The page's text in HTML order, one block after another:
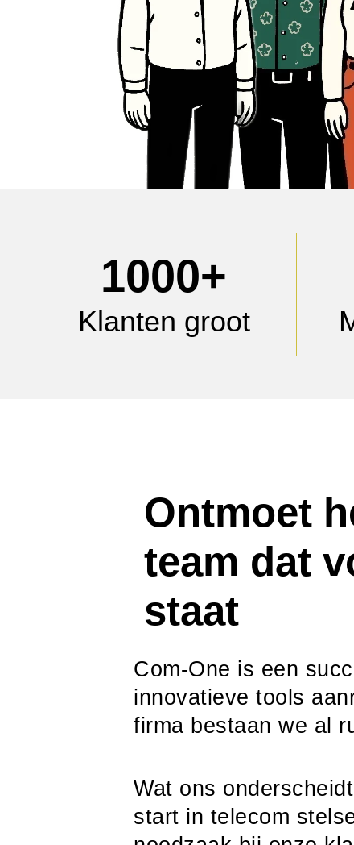
Klanten groot
1000+
Ontmoet
team dat
staat
Com-One is een
innovatieve tools
firma bestaan we al
Wat ons
start in telecom